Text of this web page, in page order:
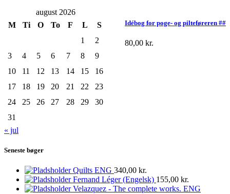
Idébog for poge- og pilteføreren ##
80,00 kr.
august 2026
M
Ti O To F L
S
1
2
3
4 5 6 7 8
9
10
11 12 13 14 15
16
17
18 19 20 21 22
23
24
25 26 27 28 29
30
31
« jul
Seneste bøger
Quilts ENG 340,00 kr.
Fernand Léger (Engelsk) 155,00 kr.
Velazquez - The complete works. ENG